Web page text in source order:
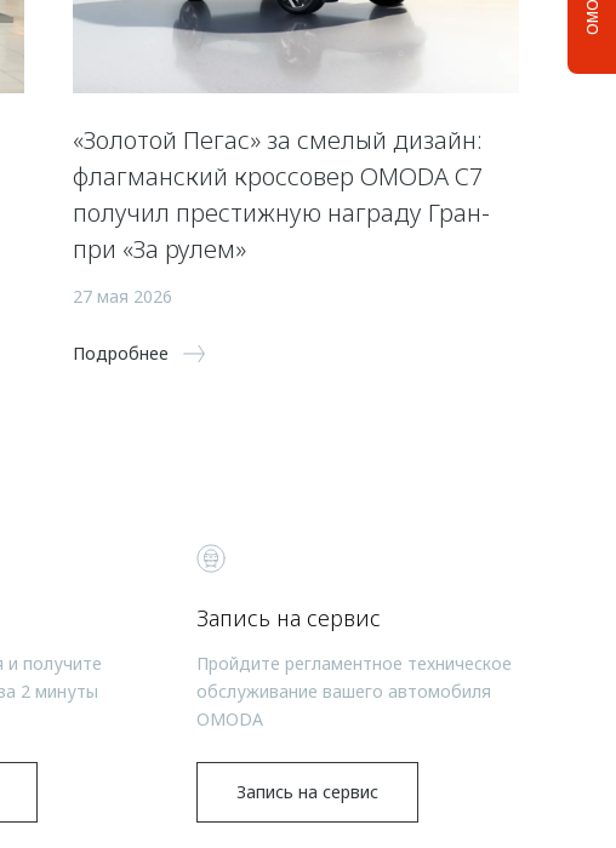
«Золотой Пегас» за смелый дизайн:
флагманский кроссовер OMODA C7
получил престижную награду Гран-
при «За рулем»
27 мая 2026
Подробнее
и получите
2 минуты
Запись на сервис
Пройдите регламентное техническое
обслуживание вашего автомобиля
OMODA
Запись на сервис